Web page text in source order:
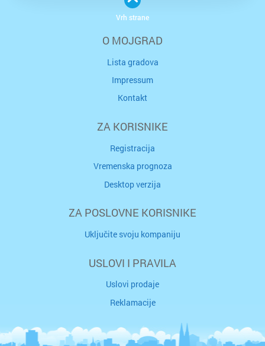
O MOJGRAD
Lista gradova
Impressum
Kontakt
ZA KORISNIKE
Registracija
Vremenska prognoza
Desktop verzija
ZA POSLOVNE KORISNIKE
Uključite svoju kompaniju
USLOVI I PRAVILA
Uslovi prodaje
Reklamacije
Vrh strane